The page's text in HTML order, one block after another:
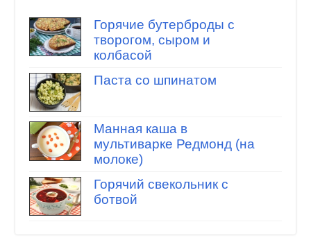
Горячие бутерброды с
творогом, сыром и
колбасой
Паста со шпинатом
Манная каша в
мультиварке Редмонд (на
молоке)
Горячий свекольник с
ботвой